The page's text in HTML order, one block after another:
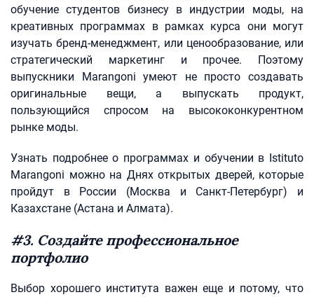
обучение студентов бизнесу в индустрии моды, на
креативных программах в рамках курса они могут
изучать бренд-менеджмент, или ценообразование, или
стратегический маркетинг и прочее. Поэтому
выпускники Marangoni умеют не просто создавать
оригинальные вещи, а выпускать продукт,
пользующийся спросом на высококонкурентном
рынке моды.
Узнать подробнее о программах и обучении в Istituto
Marangoni можно на Днях открытых дверей, которые
пройдут в России (Москва и Санкт-Петербург) и
Казахстане (Астана и Алмата).
#3. Создайте профессиональное
портфолио
Выбор хорошего института важен еще и потому, что